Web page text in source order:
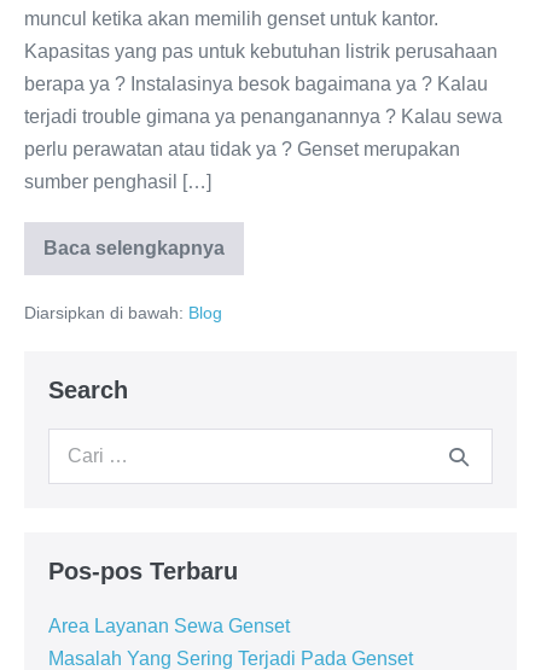
muncul ketika akan memilih genset untuk kantor.
Kapasitas yang pas untuk kebutuhan listrik perusahaan
berapa ya ? Instalasinya besok bagaimana ya ? Kalau
terjadi trouble gimana ya penanganannya ? Kalau sewa
perlu perawatan atau tidak ya ? Genset merupakan
sumber penghasil […]
Baca selengkapnya
Diarsipkan di bawah: Blog
Search
Pos-pos Terbaru
Area Layanan Sewa Genset
Masalah Yang Sering Terjadi Pada Genset